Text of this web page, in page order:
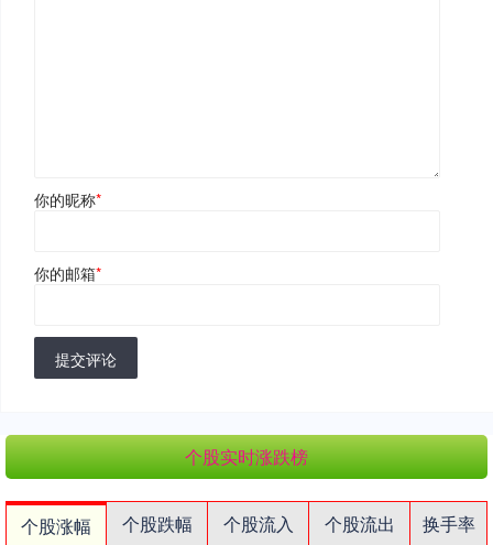
你的昵称*
你的邮箱*
提交评论
个股实时涨跌榜
个股涨幅 个股跌幅 个股流入 个股流出
换手率